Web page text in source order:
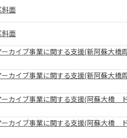
面
面
ーカイブ事業に関する支援(新阿蘇大
ーカイブ事業に関する支援(新阿蘇大
ーカイブ事業に関する支援(阿蘇大橋
ーカイブ事業に関する支援(阿蘇大橋